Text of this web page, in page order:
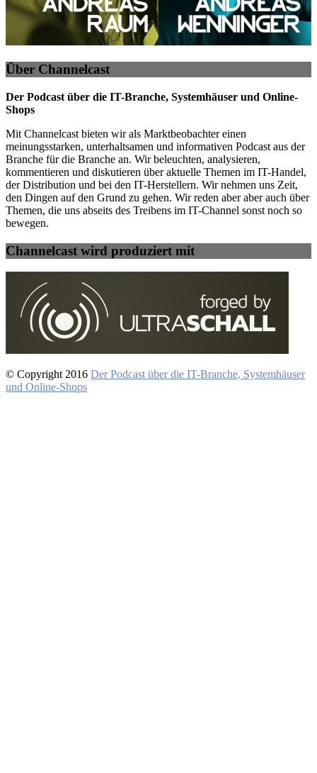
Über Channelcast
Der Podcast über die IT-Branche, Systemhäuser und Online-
Shops
Mit Channelcast bieten wir als Marktbeobachter einen
meinungsstarken, unterhaltsamen und informativen Podcast aus der
Branche für die Branche an. Wir beleuchten, analysieren,
kommentieren und diskutieren über aktuelle Themen im IT-Handel,
der Distribution und bei den IT-Herstellern. Wir nehmen uns Zeit,
den Dingen auf den Grund zu gehen. Wir reden aber aber auch über
Themen, die uns abseits des Treibens im IT-Channel sonst noch so
bewegen.
Channelcast wird produziert mit
© Copyright 2016 Der Podcast über die IT-Branche, Systemhäuser
und Online-Shops